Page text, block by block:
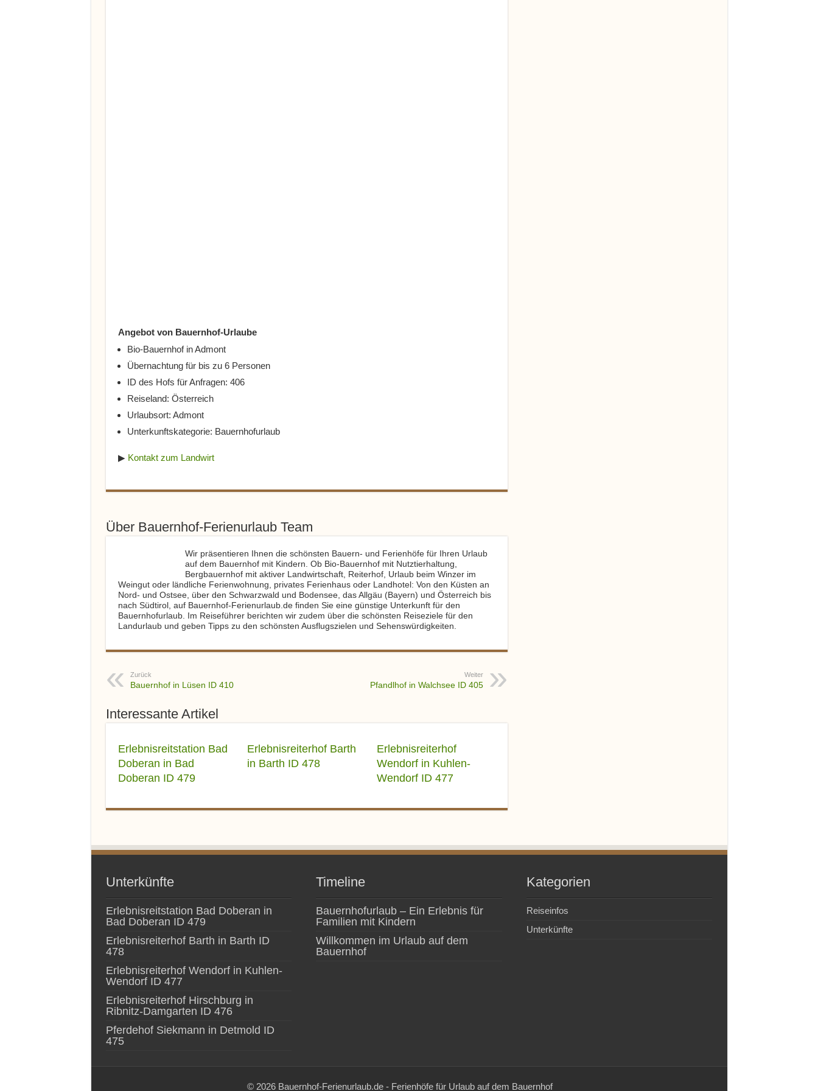
Angebot von Bauernhof-Urlaube
Bio-Bauernhof in Admont
Übernachtung für bis zu 6 Personen
ID des Hofs für Anfragen: 406
Reiseland: Österreich
Urlaubsort: Admont
Unterkunftskategorie: Bauernhofurlaub
▶ Kontakt zum Landwirt
Über Bauernhof-Ferienurlaub Team
Wir präsentieren Ihnen die schönsten Bauern- und Ferienhöfe für Ihren Urlaub
auf dem Bauernhof mit Kindern. Ob Bio-Bauernhof mit Nutztierhaltung,
Bergbauernhof mit aktiver Landwirtschaft, Reiterhof, Urlaub beim Winzer im
Weingut oder ländliche Ferienwohnung, privates Ferienhaus oder Landhotel: Von den Küsten an
Nord- und Ostsee, über den Schwarzwald und Bodensee, das Allgäu (Bayern) und Österreich bis
nach Südtirol, auf Bauernhof-Ferienurlaub.de finden Sie eine günstige Unterkunft für den
Bauernhofurlaub. Im Reiseführer berichten wir zudem über die schönsten Reiseziele für den
Landurlaub und geben Tipps zu den schönsten Ausflugszielen und Sehenswürdigkeiten.
Zurück
Bauernhof in Lüsen ID 410
Weiter
Pfandlhof in Walchsee ID 405
Interessante Artikel
Erlebnisreitstation Bad
Doberan in Bad
Doberan ID 479
Erlebnisreiterhof Barth
in Barth ID 478
Erlebnisreiterhof
Wendorf in Kuhlen-
Wendorf ID 477
Unterkünfte
Erlebnisreitstation Bad Doberan in
Bad Doberan ID 479
Erlebnisreiterhof Barth in Barth ID
478
Erlebnisreiterhof Wendorf in Kuhlen-
Wendorf ID 477
Erlebnisreiterhof Hirschburg in
Ribnitz-Damgarten ID 476
Pferdehof Siekmann in Detmold ID
475
Timeline
Bauernhofurlaub – Ein Erlebnis für
Familien mit Kindern
Willkommen im Urlaub auf dem
Bauernhof
Kategorien
Reiseinfos
Unterkünfte
© 2026 Bauernhof-Ferienurlaub.de - Ferienhöfe für Urlaub auf dem Bauernhof